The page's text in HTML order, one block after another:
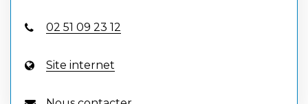
02 51 09 23 12
Site internet